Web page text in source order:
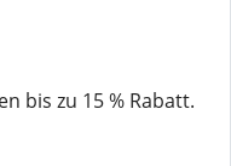
bis zu 15 % Rabatt.